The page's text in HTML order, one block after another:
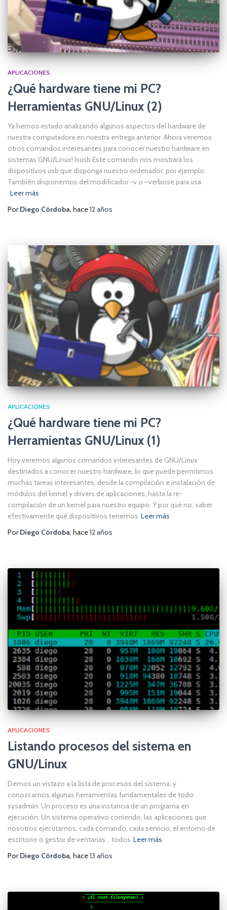
APLICACIONES
¿Qué hardware tiene mi PC?
Herramientas GNU/Linux (2)
Ya hemos estado analizando algunos aspectos del hardware de
nuestra computadora en nuestra entrega anterior. Ahora veremos
otros comandos interesantes para conocer nuestro hardware en
sistemas GNU/Linux! lsusb Este comando nos mostrará los
dispositivos usb que disponga nuestro ordenador, por ejemplo:
También disponemos del modificador -v o –verbose para usa
Leer más
PorDiego Córdoba, hace12 años
APLICACIONES
¿Qué hardware tiene mi PC?
Herramientas GNU/Linux (1)
Hoy veremos algunos comandos interesantes de GNU/Linux
destinados a conocer nuestro hardware, lo que puede permitirnos
muchas tareas interesantes, desde la compilación e instalación de
módulos del kernel y drivers de aplicaciones, hasta la re-
compilación de un kernel para nuestro equipo. Y por qué no, saber
efectivamente qué dispositivos tenemos Leer más
PorDiego Córdoba, hace12 años
APLICACIONES
Listando procesos del sistema en
GNU/Linux
Demos un vistazo a la lista de procesos del sistema, y
conozcamos algunas herramientas fundamentales de todo
sysadmin. Un proceso es una instancia de un programa en
ejecución. Un sistema operativo corriendo, las aplicaciones que
nosotros ejecutamos, cada comando, cada servicio, el entorno de
escritorio o gestor de ventanas… todos Leer más
PorDiego Córdoba, hace13 años